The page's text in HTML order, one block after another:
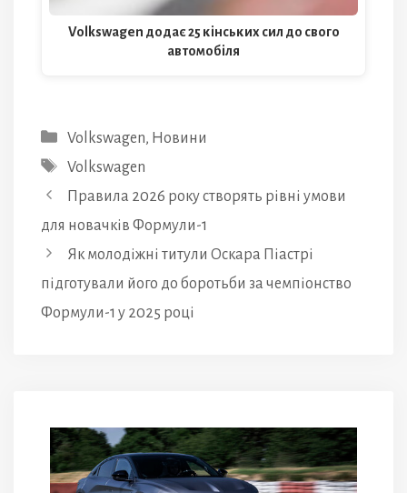
Volkswagen додає 25 кінських сил до свого
автомобіля
Категорії
Volkswagen, Новини
Позначки
Volkswagen
Правила 2026 року створять рівні умови
для новачків Формули-1
Як молодіжні титули Оскара Піастрі
підготували його до боротьби за чемпіонство
Формули-1 у 2025 році